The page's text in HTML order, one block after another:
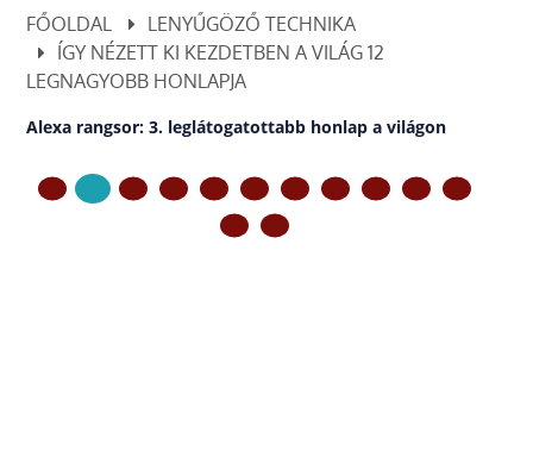
FŐOLDAL
LENYŰGÖZŐ TECHNIKA
ÍGY NÉZETT KI KEZDETBEN A VILÁG 12
LEGNAGYOBB HONLAPJA
Alexa rangsor: 3. leglátogatottabb honlap a világon